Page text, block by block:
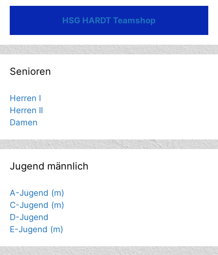
HSG HARDT Teamshop
Senioren
Herren I
Herren II
Damen
Jugend männlich
A-Jugend (m)
C-Jugend (m)
D-Jugend
E-Jugend (m)